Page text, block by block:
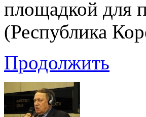
площадкой для
(Республика
Продолжить